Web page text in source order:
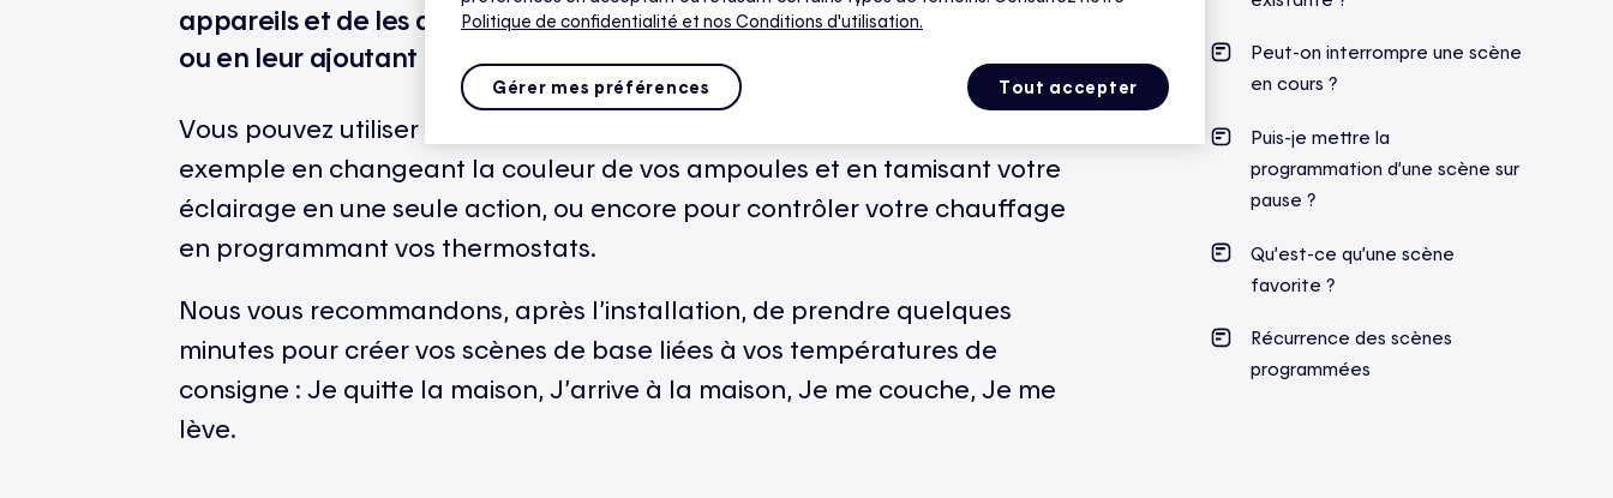
appareils et de les déclencher d’un seul coup en touchant un bouton
ou en leur ajoutant une programmation*.
Vous pouvez utiliser les scènes pour créer différentes ambiances, par
exemple en changeant la couleur de vos ampoules et en tamisant votre
éclairage en une seule action, ou encore pour contrôler votre chauffage
en programmant vos thermostats.
Nous vous recommandons, après l’installation, de prendre quelques
minutes pour créer vos scènes de base liées à vos températures de
consigne : Je quitte la maison, J’arrive à la maison, Je me couche, Je me
lève.
Peut-on interrompre une scène
en cours ?
Puis-je mettre la
programmation d’une scène sur
pause ?
Qu’est-ce qu’une scène
favorite ?
Récurrence des scènes
programmées
Politique de confidentialité et nos Conditions d'utilisation.
Tout accepter
Gérer mes préférences